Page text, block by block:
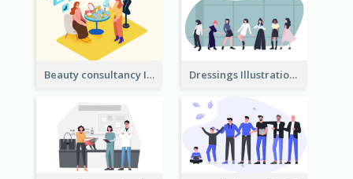
Beauty consultancy Illustration Dressings Illustration